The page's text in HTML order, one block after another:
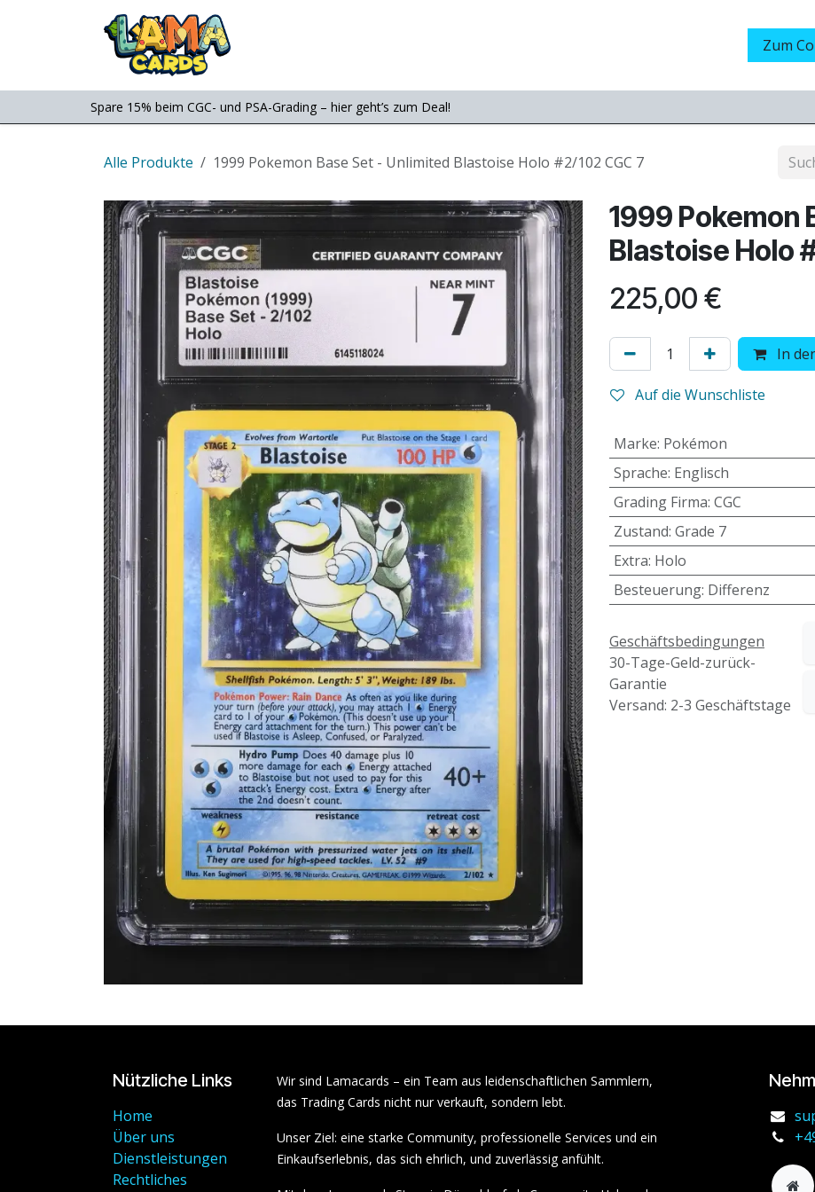
Zum Inhalt springen
MessenZum
Spare 15% beim CGC- und PSA-Grading – hier geht’s zum Deal!
Alle Produkte 1999 Pokemon Base Set - Unlimited Blastoise Holo #2/102 CGC 7
1999 Pokemon
Blastoise Holo
225,00 €
In
Auf die Wunschliste
Marke: Pokémon
Sprache: Englisch
Grading Firma: CGC
Zustand: Grade 7
Extra: Holo
Besteuerung: Differenz
Geschäftsbedingungen
30-Tage-Geld-zurück-
Garantie
Versand: 2-3 Geschäftstage
Nützliche Links
Home
Über uns
Dienstleistungen
Rechtliches
Wir sind Lamacards – ein Team aus leidenschaftlichen Sammlern,
das Trading Cards nicht nur verkauft, sondern lebt.
Unser Ziel: eine starke Community, professionelle Services und ein
Einkaufserlebnis, das sich ehrlich, und zuverlässig anfühlt.